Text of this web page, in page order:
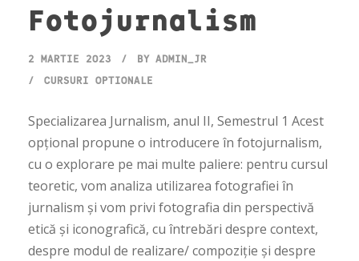
Fotojurnalism
2 MARTIE 2023 BY ADMIN_JR
CURSURI OPTIONALE
Specializarea Jurnalism, anul II, Semestrul 1 Acest
opțional propune o introducere în fotojurnalism,
cu o explorare pe mai multe paliere: pentru cursul
teoretic, vom analiza utilizarea fotografiei în
jurnalism și vom privi fotografia din perspectivă
etică și iconografică, cu întrebări despre context,
despre modul de realizare/ compoziție și despre